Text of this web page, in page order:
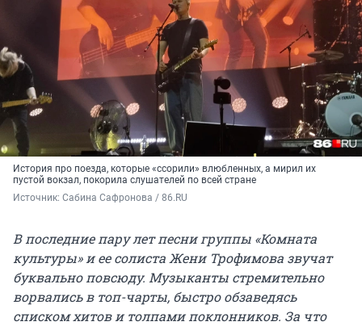
История про поезда, которые «ссорили» влюбленных, а мирил их
пустой вокзал, покорила слушателей по всей стране
Источник: Сабина Сафронова / 86.RU
В последние пару лет песни группы «Комната
культуры» и ее солиста Жени Трофимова звучат
буквально повсюду. Музыканты стремительно
ворвались в топ-чарты, быстро обзаведясь
списком хитов и толпами поклонников. За что